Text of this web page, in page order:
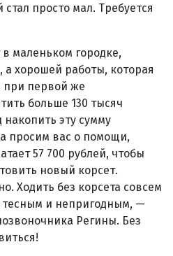
стал просто мал. Требуется
маленьком городке,
а хорошей работы, которая
при первой же
больше 130 тысяч
накопить эту сумму
просим вас о помощи,
57 700 рублей, чтобы
новый корсет.
Ходить без корсета совсем
тесным и непригодным, —
Регины. Без